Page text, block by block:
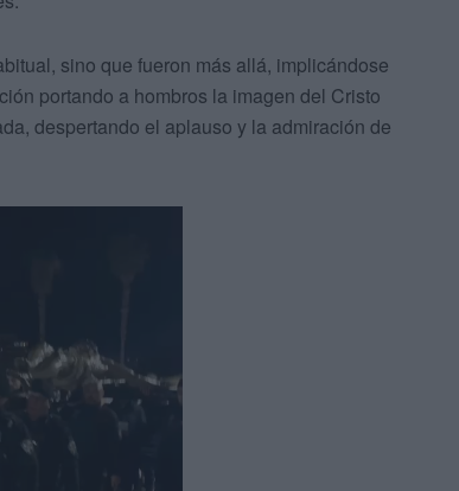
sino que fueron más allá, implicándose
portando a hombros la imagen del Cristo
despertando el aplauso y la admiración de